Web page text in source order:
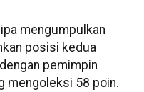
mengumpulkan
posisi kedua
pemimpin
mengoleksi 58 poin.